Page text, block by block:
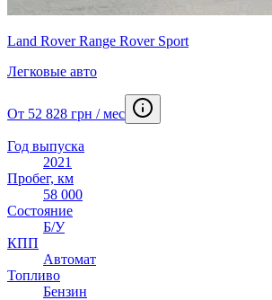
Land Rover Range Rover Sport
Легковые авто
От 52 828 грн / мес
Год выпуска
2021
Пробег, км
58 000
Состояние
Б/У
КПП
Автомат
Топливо
Бензин